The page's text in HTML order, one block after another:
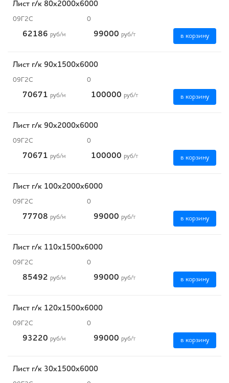
Лист г/к 80х2000х6000
09Г2С 0
62186 руб/м 99000 руб/т в корзину
Лист г/к 90х1500х6000
09Г2С 0
70671 руб/м 100000 руб/т в корзину
Лист г/к 90х2000х6000
09Г2С 0
70671 руб/м 100000 руб/т в корзину
Лист г/к 100х2000х6000
09Г2С 0
77708 руб/м 99000 руб/т в корзину
Лист г/к 110х1500х6000
09Г2С 0
85492 руб/м 99000 руб/т в корзину
Лист г/к 120х1500х6000
09Г2С 0
93220 руб/м 99000 руб/т в корзину
Лист г/к 30х1500х6000